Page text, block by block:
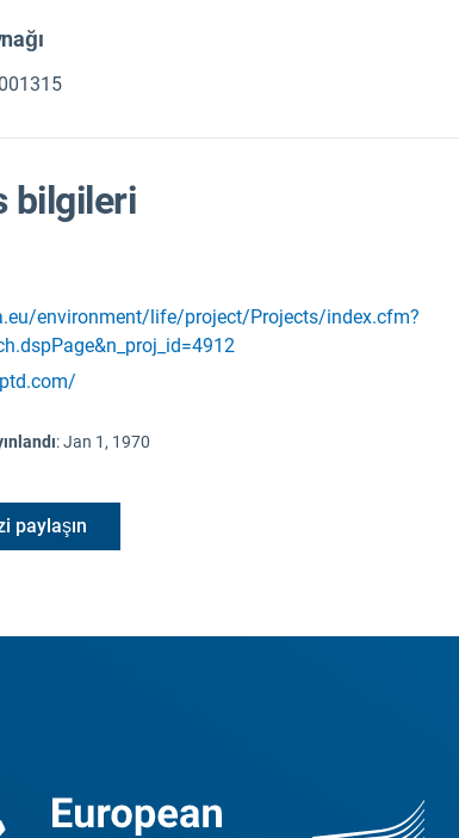
bilgileri
environment/life/project/Projects/index.cfm?
:Jan 1, 1970
paylaşın